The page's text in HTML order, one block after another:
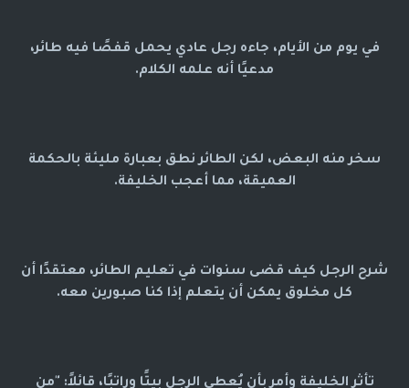
في يوم من الأيام، جاءه رجل عادي يحمل قفصًا فيه طائر،
مدعيًا أنه علمه الكلام.
سخر منه البعض، لكن الطائر نطق بعبارة مليئة بالحكمة
العميقة، مما أعجب الخليفة.
شرح الرجل كيف قضى سنوات في تعليم الطائر، معتقدًا أن
كل مخلوق يمكن أن يتعلم إذا كنا صبورين معه.
تأثر الخليفة وأمر بأن يُعطى الرجل بيتًا وراتبًا، قائلاً: "من